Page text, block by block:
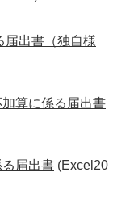
届出書（独自様
算に係る届出書
届出書 (Excel20